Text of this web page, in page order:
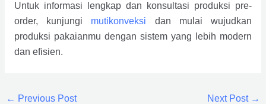
Untuk informasi lengkap dan konsultasi produksi pre-
order, kunjungi mutikonveksi dan mulai wujudkan
produksi pakaianmu dengan sistem yang lebih modern
dan efisien.
← Previous Post Next Post →